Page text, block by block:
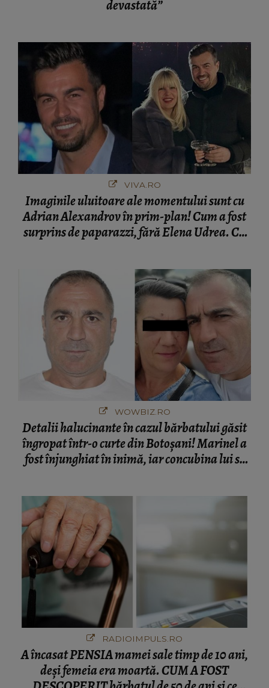
devastată”
VIVA.RO
Imaginile uluitoare ale momentului sunt cu
Adrian Alexandrov în prim-plan! Cum a fost
surprins de paparazzi, fără Elena Udrea. Cu
WOWBIZ.RO
Detalii halucinante în cazul bărbatului găsit
îngropat într-o curte din Botoșani! Marinel a
fost înjunghiat în inimă, iar concubina lui se
RADIOIMPULS.RO
A încasat PENSIA mamei sale timp de 10 ani,
deși femeia era moartă. CUM A FOST